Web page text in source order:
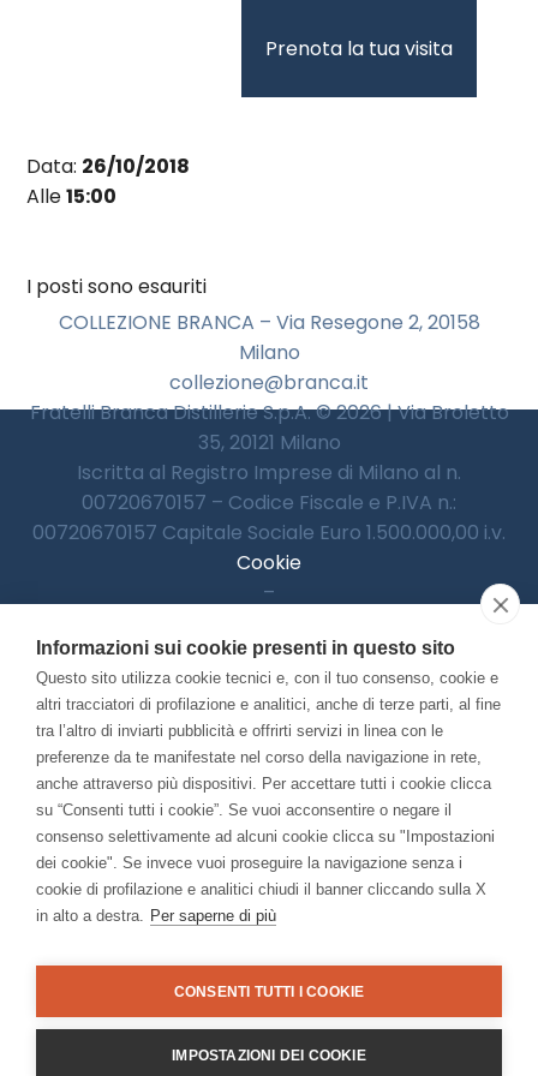
Prenota la tua visita
Data: 26/10/2018
Alle15:00
I posti sono esauriti
COLLEZIONE BRANCA – Via Resegone 2, 20158
Milano
collezione@branca.it
Fratelli Branca Distillerie S.p.A. © 2026 | Via Broletto
35, 20121 Milano
Iscritta al Registro Imprese di Milano al n.
00720670157 – Codice Fiscale e P.IVA n.:
00720670157 Capitale Sociale Euro 1.500.000,00 i.v.
Cookie
–
–
Accessibilitià
Con il contributo di:
Bando “Musei di Impresa 2025”
Informazioni sui cookie presenti in questo sito
Questo sito utilizza cookie tecnici e, con il tuo consenso, cookie e
altri tracciatori di profilazione e analitici, anche di terze parti, al fine
tra l’altro di inviarti pubblicità e offrirti servizi in linea con le
preferenze da te manifestate nel corso della navigazione in rete,
anche attraverso più dispositivi. Per accettare tutti i cookie clicca
su “Consenti tutti i cookie”. Se vuoi acconsentire o negare il
consenso selettivamente ad alcuni cookie clicca su "Impostazioni
dei cookie". Se invece vuoi proseguire la navigazione senza i
cookie di profilazione e analitici chiudi il banner cliccando sulla X
in alto a destra. Per saperne di più
CONSENTI TUTTI I COOKIE
IMPOSTAZIONI DEI COOKIE